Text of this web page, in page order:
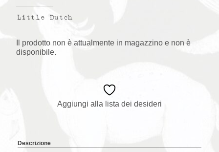
Little Dutch
Il prodotto non è attualmente in magazzino e non è
disponibile.
Aggiungi alla lista dei desideri
Descrizione